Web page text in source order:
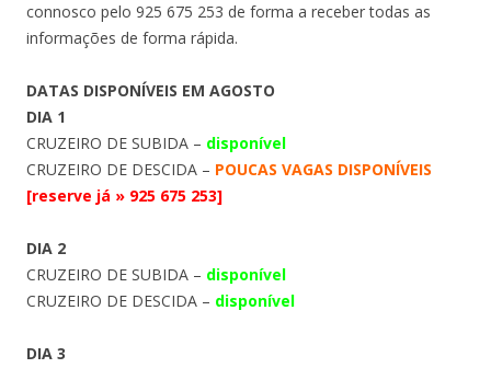
connosco pelo 925 675 253 de forma a receber todas as
informações de forma rápida.
DATAS DISPONÍVEIS EM AGOSTO
DIA 1
CRUZEIRO DE SUBIDA – disponível
CRUZEIRO DE DESCIDA – POUCAS VAGAS DISPONÍVEIS
[reserve já » 925 675 253]
DIA 2
CRUZEIRO DE SUBIDA – disponível
CRUZEIRO DE DESCIDA – disponível
DIA 3